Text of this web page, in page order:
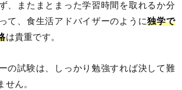
、またまとまった学習時間を取れるか分
て、食生活アドバイザーのように独学で
は貴重です。
の試験は、しっかり勉強すれば決して難
せん。